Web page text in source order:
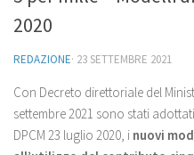
2020
REDAZIONE· 23 SETTEMBRE 2021
Con Decreto direttoriale del
settembre 2021 sono stati
DPCM 23 luglio 2020, i nuovi